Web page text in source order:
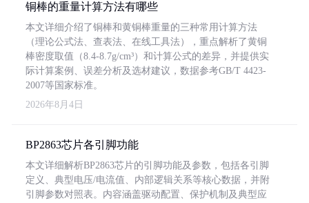
铜棒的重量计算方法有哪些
本文详细介绍了铜棒和黄铜棒重量的三种常用计算方法
（理论公式法、查表法、在线工具法），重点解析了黄铜
棒密度取值（8.4-8.7g/cm³）和计算公式的差异，并提供实
际计算案例、误差分析及选材建议，数据参考GB/T 4423-
2007等国家标准。
2026年8月4日
BP2863芯片各引脚功能
本文详细解析BP2863芯片的引脚功能及参数，包括各引脚
定义、典型电压/电流值、内部逻辑关系等核心数据，并附
引脚参数对照表。内容涵盖驱动配置、保护机制及典型应